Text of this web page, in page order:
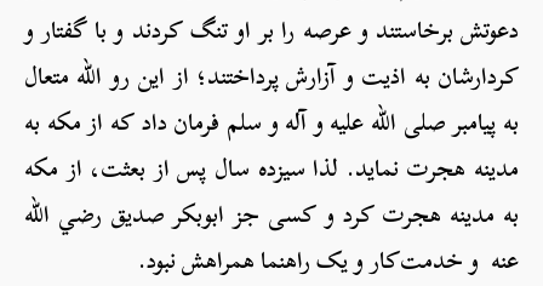
دعوتش برخاستند و عرصه را بر او تنگ کردند و با گفتار و
کردارشان به اذیت و آزارش پرداختند؛ از این رو الله متعال
به پیامبر صلی الله علیه و آله و سلم فرمان داد که از مکه به
مدینه هجرت نماید. لذا سیزده سال پس از بعثت، از مکه
به مدینه هجرت کرد و کسی جز ابوبکر صدیق رضي الله
عنه و خدمت‌کار و یک راهنما همراهش نبود.